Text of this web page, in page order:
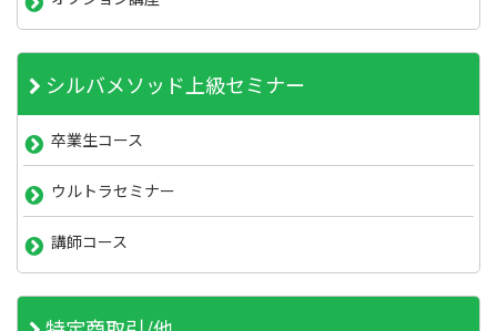
シルバメソッド上級セミナー
卒業生コース
ウルトラセミナー
講師コース